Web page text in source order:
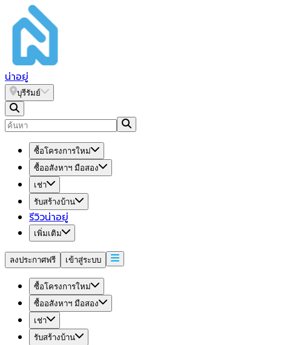
น่าอยู่
บุรีรัมย์
ซื้อโครงการใหม่
ซื้ออสังหาฯ มือสอง
เช่า
รับสร้างบ้าน
รีวิวน่าอยู่
เพิ่มเติม
ลงประกาศฟรี เข้าสู่ระบบ
ซื้อโครงการใหม่
ซื้ออสังหาฯ มือสอง
เช่า
รับสร้างบ้าน